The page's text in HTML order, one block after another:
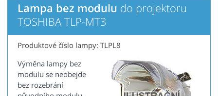
Lampa bez modulu do projektoru
TOSHIBA TLP-MT3
Produktové číslo lampy: TLPL8
Výměna lampy bez
modulu se neobejde
bez rozebrání